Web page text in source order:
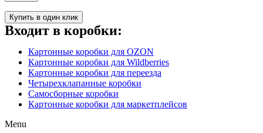
Купить в один клик
Входит в коробки:
Картонные коробки для OZON
Картонные коробки для Wildberries
Картонные коробки для переезда
Четырехклапанные коробки
Самосборные коробки
Картонные коробки для маркетплейсов
Menu